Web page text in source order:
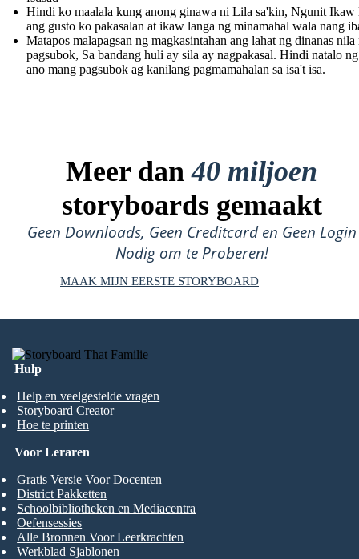
Hindi ko maalala kung anong ginawa ni Lila sa'kin, Ngunit Ikaw
ang gusto ko pakasalan at ikaw langa ng minamahal wala nang
Matapos malapagsan ng magkasintahan ang lahat ng dinanas nila
pagsubok, Sa bandang huli ay sila ay nagpakasal. Hindi natalo
ano mang pagsubok ag kanilang pagmamahalan sa isa't isa.
Meer dan40 miljoen
storyboards gemaakt
Geen Downloads, Geen Creditcard en Geen Login
Nodig om te Proberen!
MAAK MIJN EERSTE STORYBOARD
Hulp
Help en veelgestelde vragen
Storyboard Creator
Hoe te printen
Voor Leraren
Gratis Versie Voor Docenten
District Pakketten
Schoolbibliotheken en Mediacentra
Oefensessies
Alle Bronnen Voor Leerkrachten
Werkblad Sjablonen